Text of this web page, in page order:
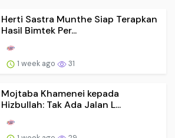
Herti Sastra Munthe Siap Terapkan
Hasil Bimtek Per...
1 week ago 31
Mojtaba Khamenei kepada
Hizbullah: Tak Ada Jalan L...